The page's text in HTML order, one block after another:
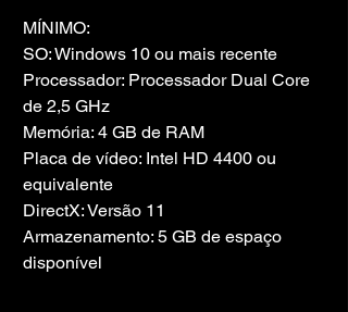
MÍNIMO:
SO: Windows 10 ou mais recente
Processador: Processador Dual Core
de 2,5 GHz
Memória: 4 GB de RAM
Placa de vídeo: Intel HD 4400 ou
equivalente
DirectX: Versão 11
Armazenamento: 5 GB de espaço
disponível